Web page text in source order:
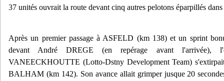
37 unités ouvrait la route devant cinq autres pelotons éparpillés
Après un premier passage à ASFELD (km 138) et un sprint
devant André DREGE (en repérage avant l'arrivée),
VANEECKHOUTTE (Lotto-Dstny Development Team)
BALHAM (km 142). Son avance allait grimper jusque 20